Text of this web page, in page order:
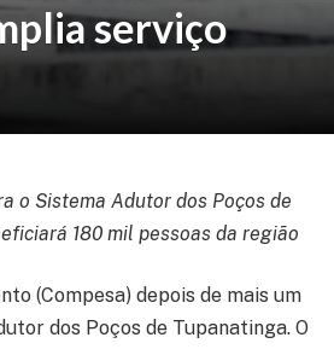
serviço
o Sistema Adutor dos Poços de
180 mil pessoas da região
(Compesa) depois de mais um
dos Poços de Tupanatinga. O